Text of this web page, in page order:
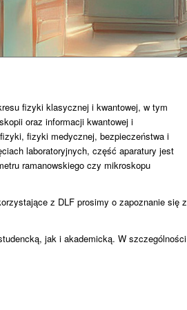
fizyki klasycznej i kwantowej, w tym
oraz informacji kwantowej i
fizyki medycznej, bezpieczeństwa i
laboratoryjnych, część aparatury jest
ramanowskiego czy mikroskopu
z DLF prosimy o zapoznanie się z
jak i akademicką. W szczególności